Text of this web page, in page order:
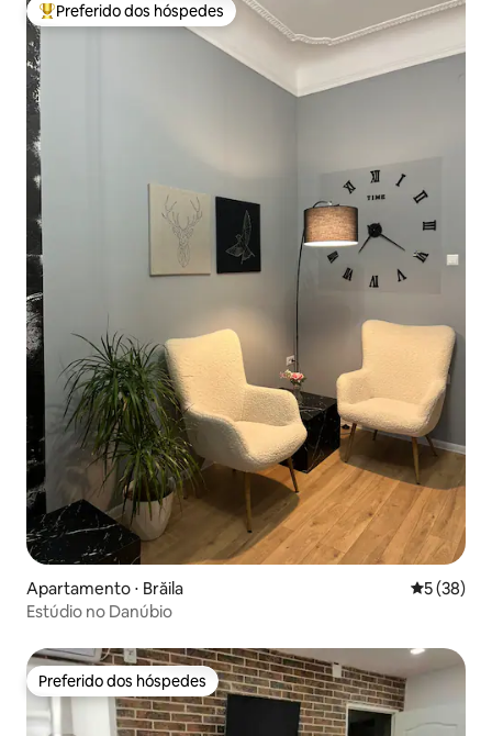
Entre os melhores preferidos dos hóspedes
Preferido dos hóspedes
Apartamento ⋅ Brăila 5 de uma
5 (38)
Estúdio no Danúbio
Preferido dos hóspedes
Preferido dos hóspedes